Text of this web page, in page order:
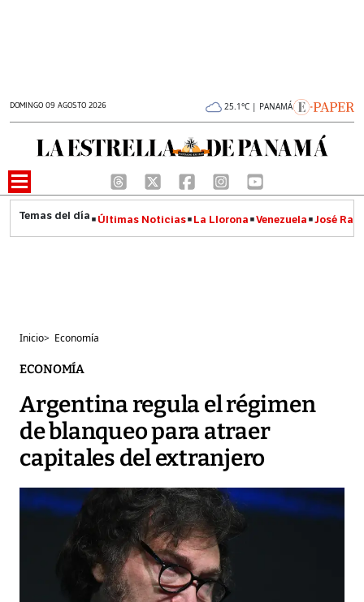
DOMINGO 09 AGOSTO 2026 25.1°C | PANAMÁ
Últimas Noticias La Llorona Venezuela José
Inicio> Economía
ECONOMÍA
Argentina regula el régimen
de blanqueo para atraer
capitales del extranjero